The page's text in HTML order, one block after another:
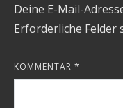
Deine E-Mail-
Erforderliche Felder
KOMMENTAR *